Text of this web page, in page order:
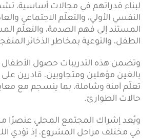
لبناء قدراتهم في مجالات أساسية،
النفسي الأولي، والتعلّم الاجتماعي
المستند إلى فهم الصدمة، والتعلّم
الطفل، والتوعية بمخاطر الذخائر
وتضمن هذه التدريبات حصول الأطفال
بالغين مؤهلين ومتجاوبين، قادرين على
تعلّم آمنة وشاملة، بما ينسجم مع
حالات الطوارئ.
ويُعد إشراك المجتمع المحلي عنصرًا
في مختلف مراحل المشروع، إذ تؤدي